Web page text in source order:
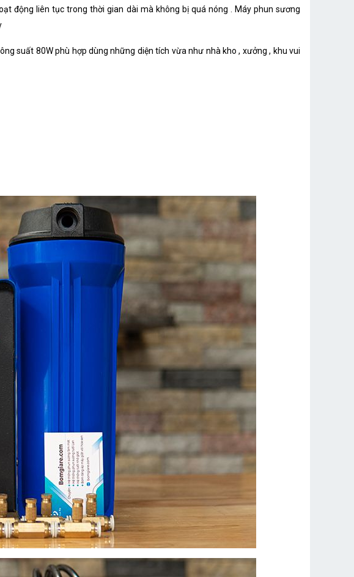
động liên tục trong thời gian dài mà không bị quá nóng . Máy phun sương
suất 80W phù hợp dùng những diện tích vừa như nhà kho , xưởng , khu vui